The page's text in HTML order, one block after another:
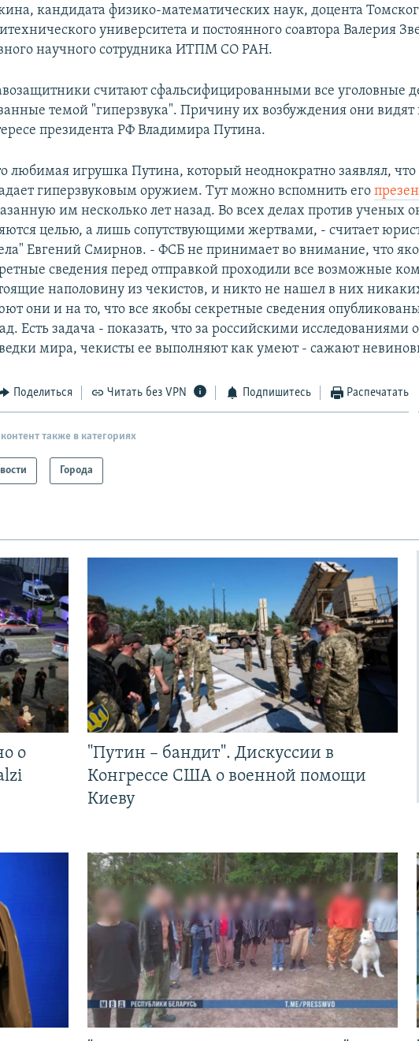
кандидата физико-математических наук, доцента
университета и постоянного соавтора Валерия
научного сотрудника ИТПМ СО РАН.
считают сфальсифицированными все уголовные
темой "гиперзвука". Причину их возбуждения они
президента РФ Владимира Путина.
любимая игрушка Путина, который неоднократно заявлял, что
гиперзвуковым оружием. Тут можно вспомнить его
им несколько лет назад. Во всех делах против ученых
целью, а лишь сопутствующими жертвами, - считает
Евгений Смирнов. - ФСБ не принимает во внимание, что
сведения перед отправкой проходили все возможные
наполовину из чекистов, и никто не нашел в них
они и на то, что все якобы секретные сведения
Есть задача - показать, что за российскими исследованиями
мира, чекисты ее выполняют как умеют - сажают
Поделиться Читать без VPN Подпишитесь Распечатать
также в категориях
Города
о
"Путин – бандит". Дискуссии в
Конгрессе США о военной помощи
Киеву